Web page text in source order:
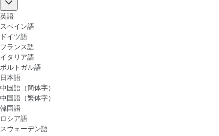
英語
スペイン語
ドイツ語
フランス語
イタリア語
ポルトガル語
日本語
中国語（簡体字）
中国語（繁体字）
韓国語
ロシア語
スウェーデン語